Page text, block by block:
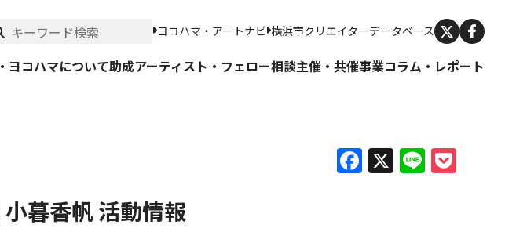
ヨコハマ・アートナビ 横浜市クリエイターデータベース
ヨコハマについて助成アーティスト・フェロー相談主催・共催事業コラム・レポート
Facebook
X Line
暮香帆 活動情報